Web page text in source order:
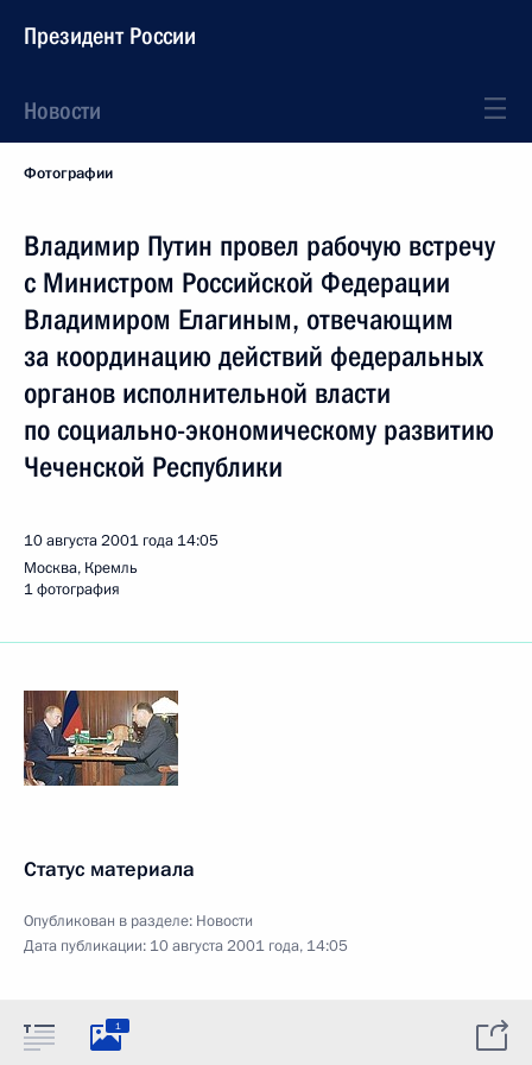
Президент России
Новости
Фотографии
Владимир Путин провел рабочую встречу
с Министром Российской Федерации
Владимиром Елагиным, отвечающим
за координацию действий федеральных
органов исполнительной власти
по социально-экономическому развитию
Чеченской Республики
10 августа 2001 года 14:05
Москва, Кремль
1 фотография
Статус материала
Опубликован в разделе: Новости
Дата публикации: 10 августа 2001 года, 14:05
1